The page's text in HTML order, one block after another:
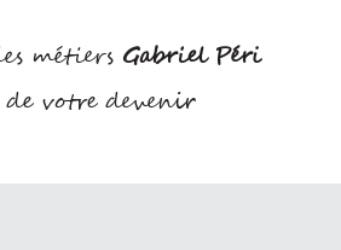
métiers Gabriel Péri
votre devenir